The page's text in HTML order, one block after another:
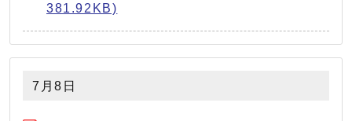
381.92KB)
7月8日